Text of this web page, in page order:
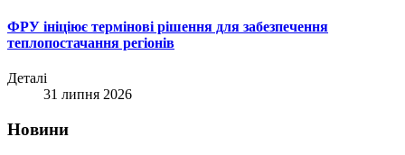
ФРУ ініціює термінові рішення для забезпечення
теплопостачання регіонів
Деталі
31 липня 2026
Новини